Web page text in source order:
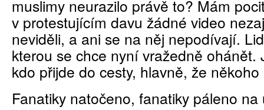
muslimy neurazilo právě to? Mám
v protestujícím davu žádné video
neviděli, a ani se na něj nepodívají.
kterou se chce nyní vražedně ohánět.
kdo přijde do cesty, hlavně, že
Fanatiky natočeno, fanatiky páleno na